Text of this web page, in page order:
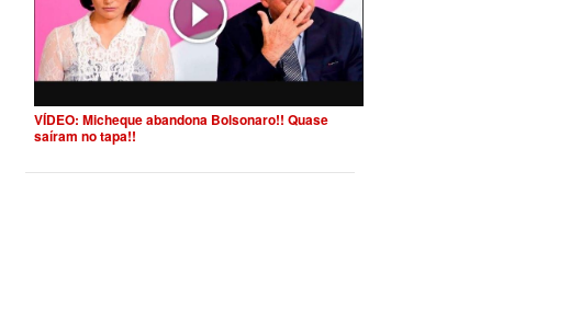
VÍDEO: Micheque abandona Bolsonaro!! Quase
saíram no tapa!!